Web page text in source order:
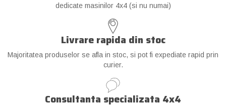
dedicate masinilor 4x4 (si nu numai)
Livrare rapida din stoc
Majoritatea produselor se afla in stoc, si pot fi expediate rapid prin
curier.
Consultanta specializata 4x4